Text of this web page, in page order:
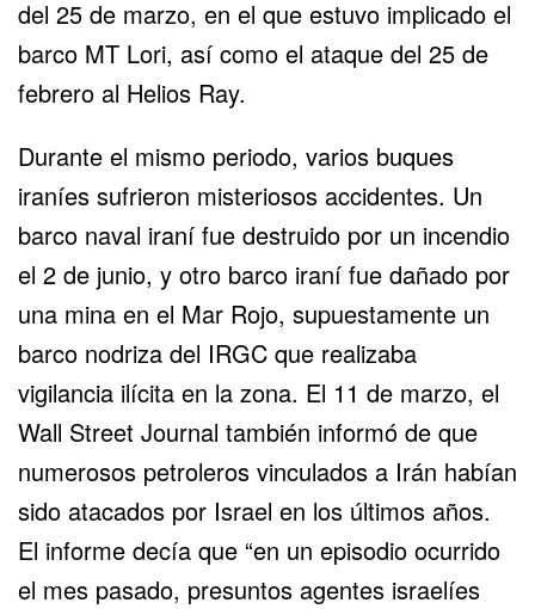
del 25 de marzo, en el que estuvo implicado el
barco MT Lori, así como el ataque del 25 de
febrero al Helios Ray.
Durante el mismo periodo, varios buques
iraníes sufrieron misteriosos accidentes. Un
barco naval iraní fue destruido por un incendio
el 2 de junio, y otro barco iraní fue dañado por
una mina en el Mar Rojo, supuestamente un
barco nodriza del IRGC que realizaba
vigilancia ilícita en la zona. El 11 de marzo, el
Wall Street Journal también informó de que
numerosos petroleros vinculados a Irán habían
sido atacados por Israel en los últimos años.
El informe decía que “en un episodio ocurrido
el mes pasado, presuntos agentes israelíes